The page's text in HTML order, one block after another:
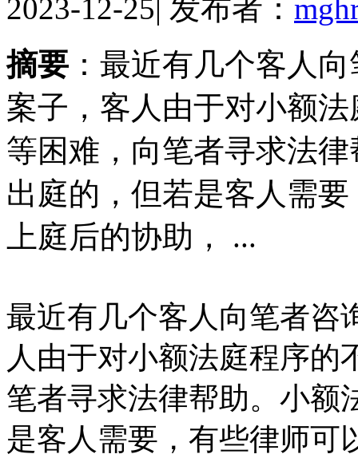
2023-12-25| 发布者：
摘要 ：最近有几个客人
案子，客人由于对小额
等困难，向笔者寻求法
出庭的，但若是客人需
上庭后的协助， ...
最近有几个客人向笔者咨
人由于对小额法庭程序的
笔者寻求法律帮助。小额
是客人需要，有些律师可